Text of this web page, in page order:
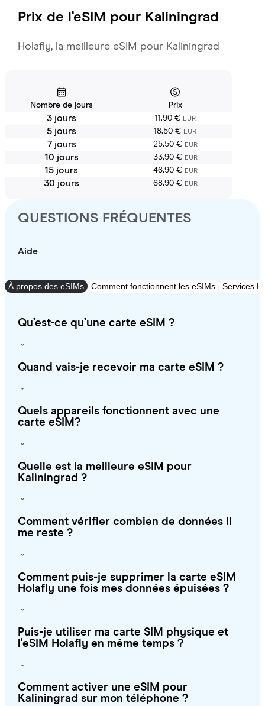
Prix de l'eSIM pour Kaliningrad
Holafly, la meilleure eSIM pour Kaliningrad
Nombre de jours Prix
3 jours 11,90 € EUR
5 jours 18,50 € EUR
7 jours 25,50 € EUR
10 jours 33,90 € EUR
15 jours 46,90 € EUR
30 jours 68,90 € EUR
QUESTIONS FRÉQUENTES
Aide
À propos des eSIMs Comment fonctionnent les eSIMs Services
Qu’est-ce qu’une carte eSIM ?
Quand vais-je recevoir ma carte eSIM ?
Quels appareils fonctionnent avec une
carte eSIM?
Quelle est la meilleure eSIM pour
Kaliningrad ?
Comment vérifier combien de données il
me reste ?
Comment puis-je supprimer la carte eSIM
Holafly une fois mes données épuisées ?
Puis-je utiliser ma carte SIM physique et
l'eSIM Holafly en même temps ?
Comment activer une eSIM pour
Kaliningrad sur mon téléphone ?